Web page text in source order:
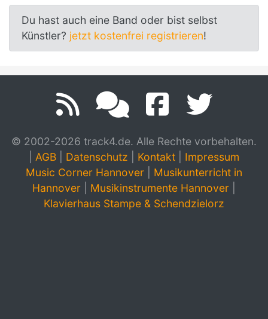
Du hast auch eine Band oder bist selbst
Künstler? jetzt kostenfrei registrieren!
© 2002-2026 track4.de. Alle Rechte vorbehalten.
AGB Datenschutz Kontakt
Impressum
Music Corner Hannover
Musikunterricht in
Hannover
Musikinstrumente Hannover
Klavierhaus Stampe & Schendzielorz